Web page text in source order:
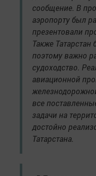
сообщение. В
аэропорту был
презентовали
Также
поэтому важно
судоходство.
авиационной
все
задачи на
достойно
Татарстана.